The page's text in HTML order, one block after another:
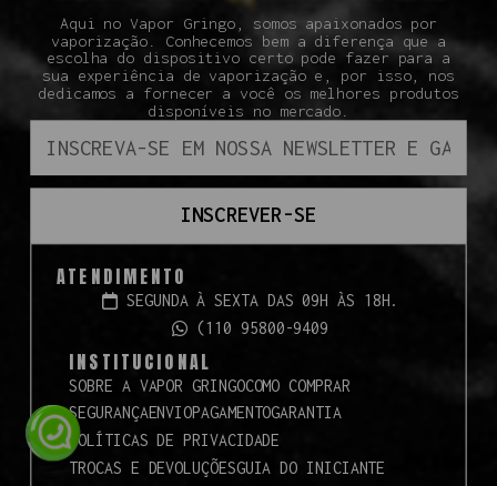
Aqui no Vapor Gringo, somos apaixonados por
vaporização. Conhecemos bem a diferença que a
escolha do dispositivo certo pode fazer para a
sua experiência de vaporização e, por isso, nos
dedicamos a fornecer a você os melhores produtos
disponíveis no mercado.
INSCREVER-SE
ATENDIMENTO
SEGUNDA À SEXTA DAS 09H ÀS 18H.
(110 95800-9409
INSTITUCIONAL
SOBRE A VAPOR GRINGOCOMO COMPRAR
SEGURANÇAENVIOPAGAMENTOGARANTIA
POLÍTICAS DE PRIVACIDADE
TROCAS E DEVOLUÇÕESGUIA DO INICIANTE